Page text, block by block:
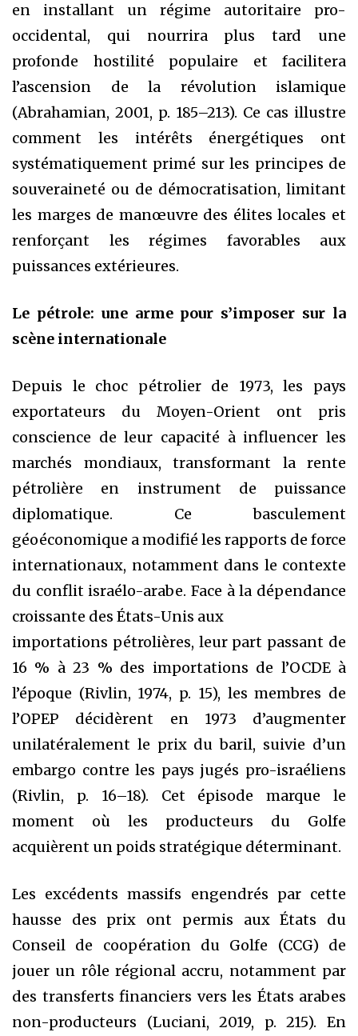
en installant un régime autoritaire pro-
occidental, qui nourrira plus tard une
profonde hostilité populaire et facilitera
l’ascension de la révolution islamique
(Abrahamian, 2001, p. 185–213). Ce cas illustre
comment les intérêts énergétiques ont
systématiquement primé sur les principes de
souveraineté ou de démocratisation, limitant
les marges de manœuvre des élites locales et
renforçant les régimes favorables aux
puissances extérieures.
Le pétrole: une arme pour s’imposer sur la
scène internationale
Depuis le choc pétrolier de 1973, les pays
exportateurs du Moyen-Orient ont pris
conscience de leur capacité à influencer les
marchés mondiaux, transformant la rente
pétrolière en instrument de puissance
diplomatique. Ce basculement
géoéconomique a modifié les rapports de force
internationaux, notamment dans le contexte
du conflit israélo-arabe. Face à la dépendance
croissante des États-Unis aux
importations pétrolières, leur part passant de
16 % à 23 % des importations de l’OCDE à
l’époque (Rivlin, 1974, p. 15), les membres de
l’OPEP décidèrent en 1973 d’augmenter
unilatéralement le prix du baril, suivie d’un
embargo contre les pays jugés pro-israéliens
(Rivlin, p. 16–18). Cet épisode marque le
moment où les producteurs du Golfe
acquièrent un poids stratégique déterminant.
Les excédents massifs engendrés par cette
hausse des prix ont permis aux États du
Conseil de coopération du Golfe (CCG) de
jouer un rôle régional accru, notamment par
des transferts financiers vers les États arabes
non-producteurs (Luciani, 2019, p. 215). En